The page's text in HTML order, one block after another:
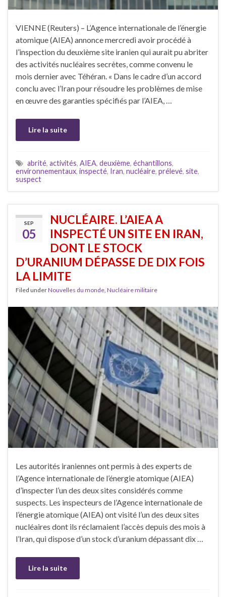
VIENNE (Reuters) – L’Agence internationale de l’énergie
atomique (AIEA) annonce mercredi avoir procédé à
l’inspection du deuxième site iranien qui aurait pu abriter
des activités nucléaires secrètes, comme convenu le
mois dernier avec Téhéran. « Dans le cadre d’un accord
conclu avec l’Iran pour résoudre les problèmes de mise
en œuvre des garanties spécifiés par l’AIEA, …
Lire la suite
abrité, activités, AIEA, deuxième, échantillons,
environnementaux, inspecté, Iran, nucléaire, prélevé, site,
suspect
SEP
05
NUCLÉAIRE. L’AIEA A
INSPECTÉ UN SITE EN IRAN,
DONT LE STOCK
D’URANIUM DÉPASSE DE DIX FOIS
LA LIMITE
Filed underNouvelles du monde Nucléaire militaire
Les autorités iraniennes ont permis à des experts de
l’Agence internationale de l’énergie atomique (AIEA)
d’inspecter l’un des deux sites considérés comme
suspects. Les inspecteurs de l’Agence internationale de
l’énergie atomique (AIEA) ont visité l’un des deux sites
nucléaires dont ils réclamaient l’accès depuis des mois à
l’Iran, qui dispose d’un stock d’uranium dépassant dix …
Lire la suite